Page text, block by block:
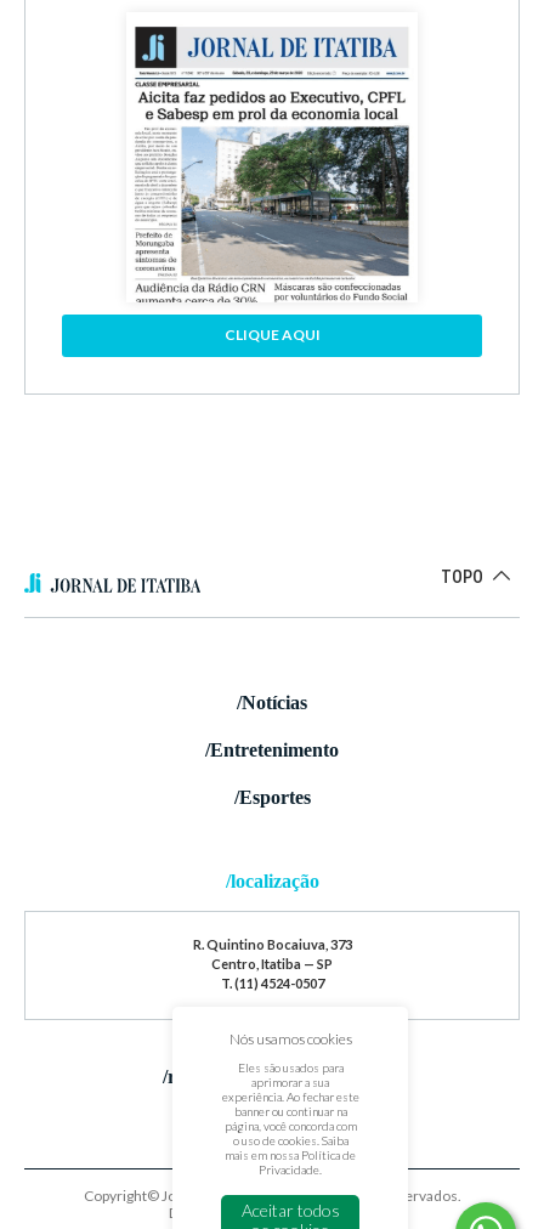
CLIQUE AQUI
TOPO
/Notícias
/Entretenimento
/Esportes
/localização
R. Quintino Bocaiuva, 373
Centro, Itatiba — SP
T. (11) 4524-0507
/redes sociais
Copyright© Jornal de Itatiba. Todos os direitos reservados.
Desenvolvido poroxigenium.co
Nós usamos cookies
Eles são usados para
aprimorar a sua
experiência. Ao fechar este
banner ou continuar na
página, você concorda com
o uso de cookies. Saiba
mais em nossa Política de
Privacidade
Aceitar todos